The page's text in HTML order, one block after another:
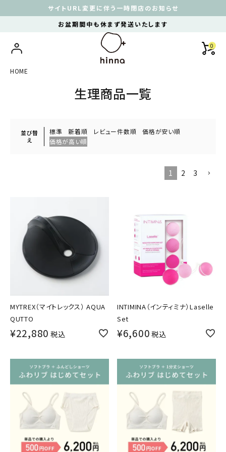
サイトURL変更に伴う一時閉店のお知らせ
お盆期間中も休まず発送いたします
0
HOME
生理商品一覧
並び替
え
標準 新着順 レビュー件数順
価格が安い順
価格が高い順
1 2 3
MYTREX（マイトレックス） AQUA
QUTTO
¥22,880 税込
INTIMINA（インティミナ）Laselle
Set
¥6,600 税込